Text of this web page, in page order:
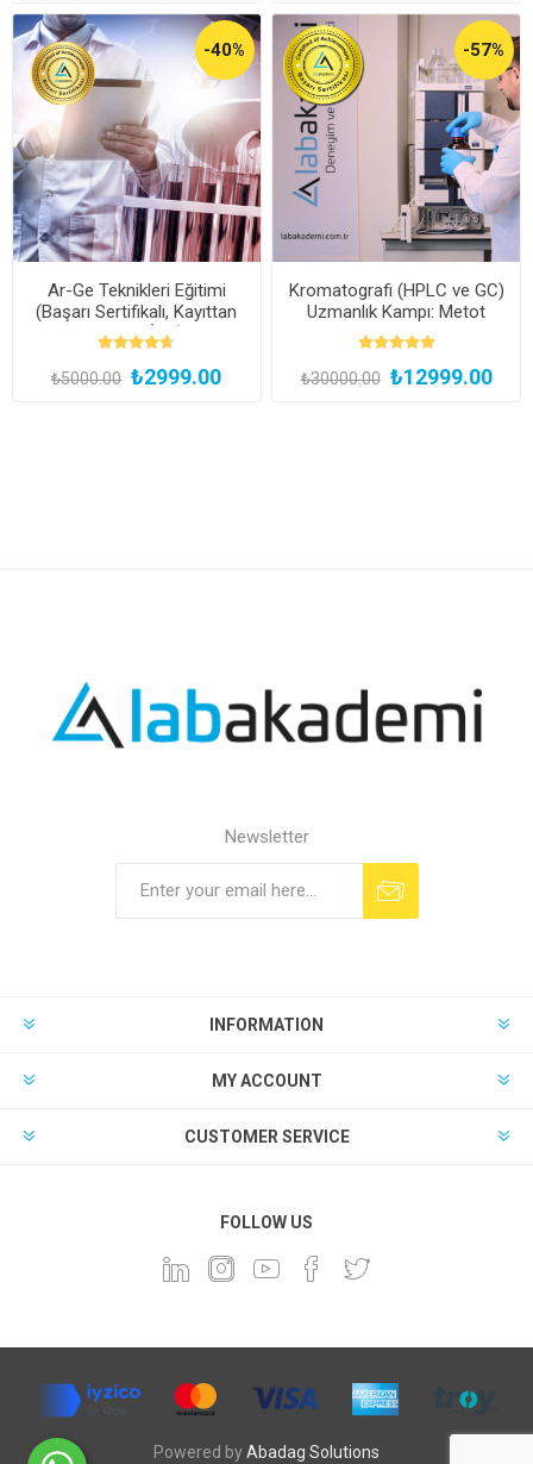
-40%
Ar-Ge Teknikleri Eğitimi
(Başarı Sertifikalı, Kayıttan
Hemen İzle)
₺5000.00 ₺2999.00
-57%
Kromatografi (HPLC ve GC)
Uzmanlık Kampı: Metot
Geliştirmeden Validasyona
Uygulamalı Kariyer Programı
(Yüz Yüze Bireysel
₺30000.00 ₺12999.00
Newsletter
INFORMATION
MY ACCOUNT
CUSTOMER SERVICE
FOLLOW US
Powered byAbadag Solutions